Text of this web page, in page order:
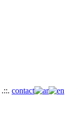
.::. contact